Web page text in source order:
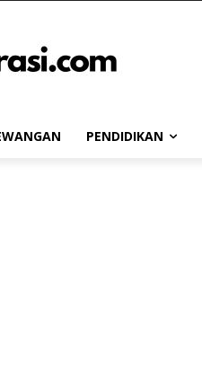
PENDIDIKAN